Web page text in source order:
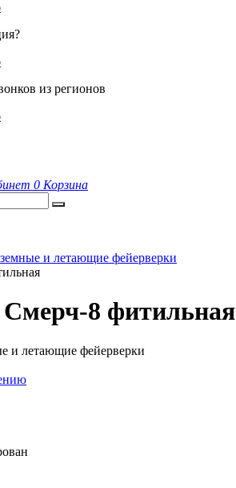
из регионов
0 Корзина
и летающие фейерверки
8 фитильная
и летающие фейерверки